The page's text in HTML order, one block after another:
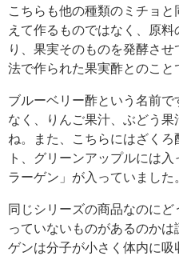
こちらも他の種類のミチョ
えて作るものではなく、原
り、果実そのものを発酵さ
法で作られた果実酢とのこと
ブルーベリー酢という名前
なく、りんご果汁、ぶどう
ね。また、こちらにはざく
ト、グリーンアップルには
ラーゲン」が入っていました
同じシリーズの商品なのに
っていないものがあるのか
ゲンは分子が小さく体内に